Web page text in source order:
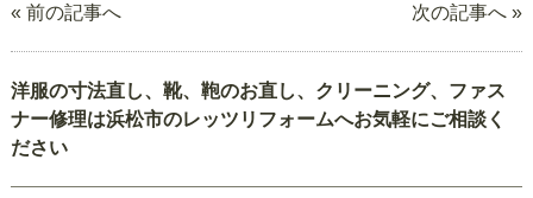
« 前の記事へ 次の記事へ »
洋服の寸法直し、靴、鞄のお直し、クリーニング、ファス
ナー修理は浜松市のレッツリフォームへお気軽にご相談く
ださい